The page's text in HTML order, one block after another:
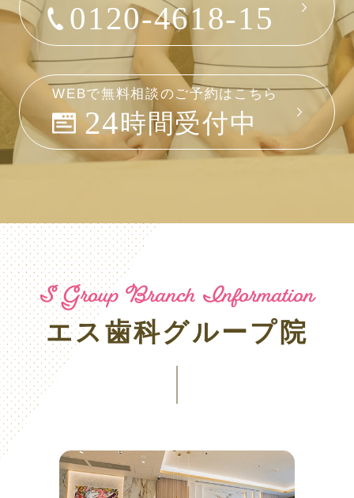
0120-4618-15
WEBで無料相談のご予約はこちら
24時間受付中
S Group Branch Information
エス歯科グループ院